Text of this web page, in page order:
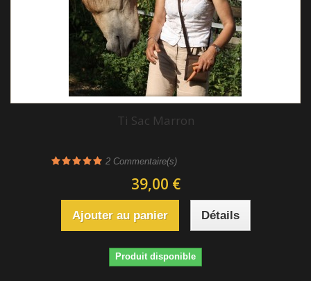
Ti Sac Marron
2 Commentaire(s)
39,00 €
Ajouter au panier Détails
Produit disponible